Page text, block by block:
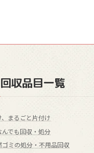
収品目一覧
まるごと片付け
でも回収・処分
ミの処分・不用品回収